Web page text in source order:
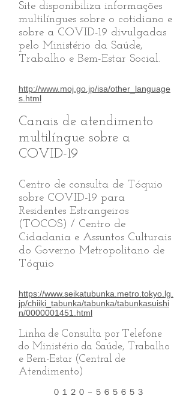
Site disponibiliza informações
multilíngues sobre o cotidiano e
sobre a COVID-19 divulgadas
pelo Ministério da Saúde,
Trabalho e Bem-Estar Social.
http://www.moj.go.jp/isa/other_language
s.html
Canais de atendimento
multilíngue sobre a
COVID-19
Centro de consulta de Tóquio
sobre COVID-19 para
Residentes Estrangeiros
(TOCOS) / Centro de
Cidadania e Assuntos Culturais
do Governo Metropolitano de
Tóquio
https://www.seikatubunka.metro.tokyo.lg.
jp/chiiki_tabunka/tabunka/tabunkasuishi
n/0000001451.html
Linha de Consulta por Telefone
do Ministério da Saúde, Trabalho
e Bem-Estar (Central de
Atendimento)
０１２０－５６５６５３